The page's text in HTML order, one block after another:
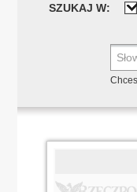
SZUKAJ W: